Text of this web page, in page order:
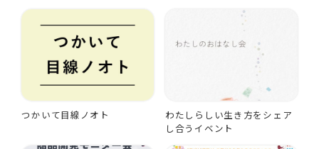
つかいて目線ノオト
わたしらしい生き方をシェア
し合うイベント